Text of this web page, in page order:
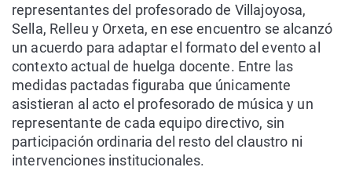
representantes del profesorado de Villajoyosa,
Sella, Relleu y Orxeta, en ese encuentro se alcanzó
un acuerdo para adaptar el formato del evento al
contexto actual de huelga docente. Entre las
medidas pactadas figuraba que únicamente
asistieran al acto el profesorado de música y un
representante de cada equipo directivo, sin
participación ordinaria del resto del claustro ni
intervenciones institucionales.